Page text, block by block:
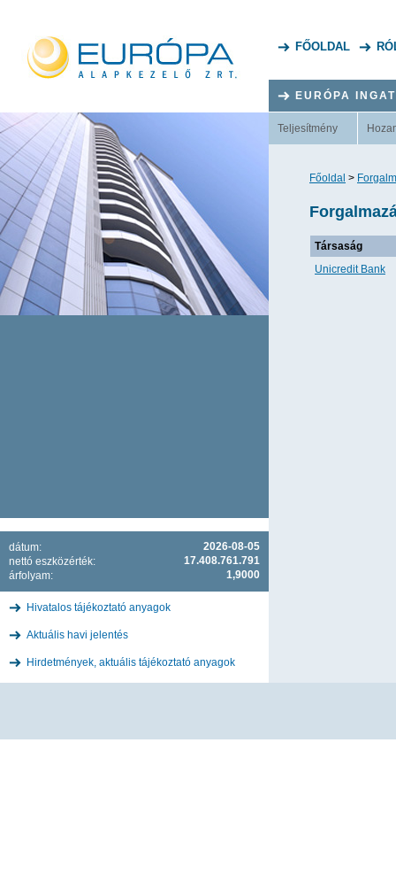
FŐOLDAL
2026-08-05
dátum:
17.408.761.791
nettó eszközérték:
1,9000
árfolyam:
Hivatalos tájékoztató anyagok
Aktuális havi jelentés
Hirdetmények, aktuális tájékoztató anyagok
EURÓPA
Teljesítmény
Főoldal >
Társaság
Unicredit Bank